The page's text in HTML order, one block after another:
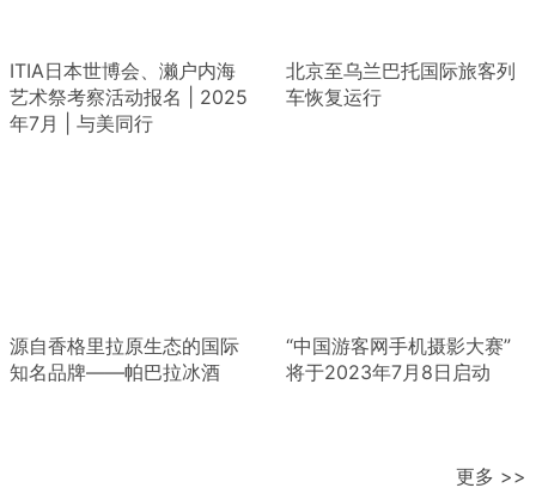
ITIA日本世博会、濑户内海
艺术祭考察活动报名 | 2025
年7月 | 与美同行
北京至乌兰巴托国际旅客列
车恢复运行
源自香格里拉原生态的国际
知名品牌——帕巴拉冰酒
“中国游客网手机摄影大赛”
将于2023年7月8日启动
更多 >>